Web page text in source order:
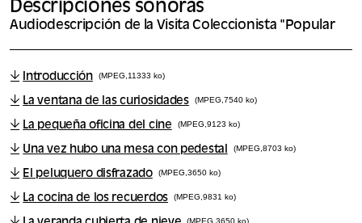
Descripciones sonoras
Audiodescripción de la Visita Coleccionista "Popular
Introducción (MPEG,11333 ko)
La ventana de las curiosidades (MPEG,7540 ko)
La pequeña oficina del cine (MPEG,9123 ko)
Una vez hubo una mesa con pedestal (MPEG,8703 ko)
El peluquero disfrazado (MPEG,3650 ko)
La cocina de los recuerdos (MPEG,9831 ko)
(MPEG,3650 ko)